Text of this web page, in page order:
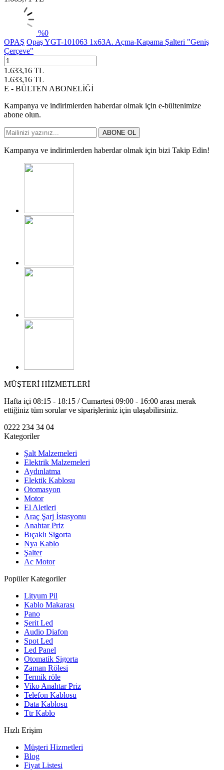
%0
OPAŞ Opaş YGT-101063 1x63A. Açma-Kapama Şalteri "Geniş
Çerçeve"
1.633,16 TL
1.633,16 TL
E - BÜLTEN ABONELİĞİ
Kampanya ve indirimlerden haberdar olmak için e-bültenimize
abone olun.
ABONE OL
Kampanya ve indirimlerden haberdar olmak için bizi Takip Edin!
MÜŞTERİ HİZMETLERİ
Hafta içi 08:15 - 18:15 / Cumartesi 09:00 - 16:00 arası merak
ettiğiniz tüm sorular ve siparişleriniz için ulaşabilirsiniz.
0222 234 34 04
Kategoriler
Şalt Malzemeleri
Elektrik Malzemeleri
Aydınlatma
Elektik Kablosu
Otomasyon
Motor
El Aletleri
Araç Şarj İstasyonu
Anahtar Priz
Bıçaklı Sigorta
Nya Kablo
Şalter
Ac Motor
Popüler Kategoriler
Lityum Pil
Kablo Makarası
Pano
Şerit Led
Audio Diafon
Spot Led
Led Panel
Otomatik Sigorta
Zaman Rölesi
Termik röle
Viko Anahtar Priz
Telefon Kablosu
Data Kablosu
Ttr Kablo
Hızlı Erişim
Müşteri Hizmetleri
Blog
Fiyat Listesi